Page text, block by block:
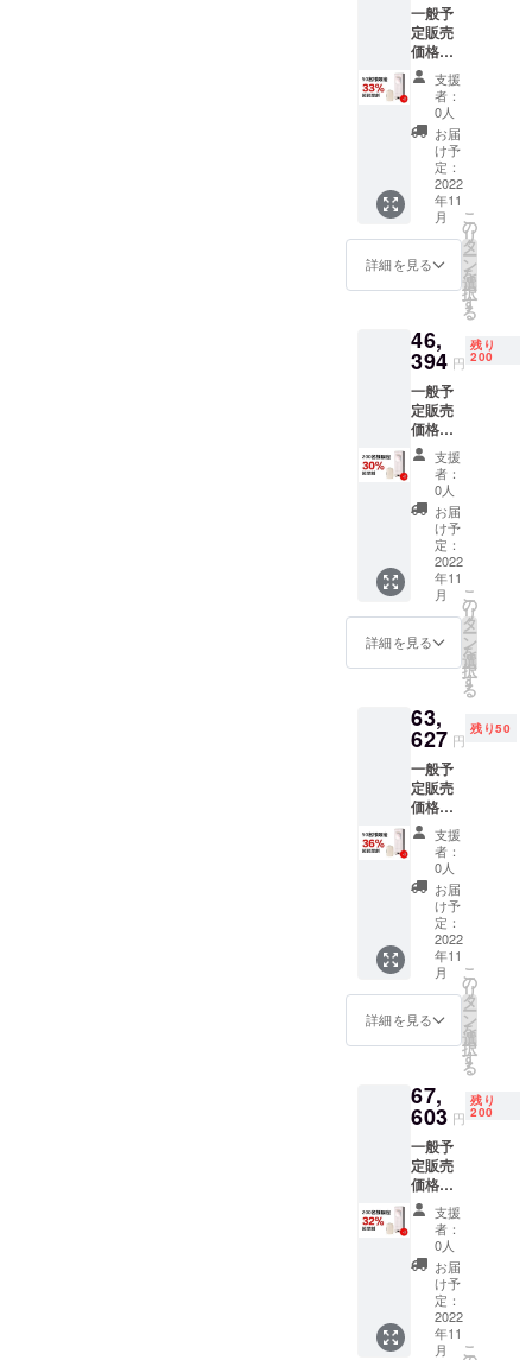
一般予
定販売
価格：
66,278
円（税
込） 本
体x2 電
源ケー
ブルx2
リモコ
ンx2 日
本語取
扱説明
書x2
支援
者：
0人
お届
け予
定：
2022
年11
月
詳細を見る
こ
の
リ
タ
ー
ン
を
選
択
す
る
46,
394 円
残り
200
一般予
定販売
価格：
33,139
円（税
込） 内
容物：
本体x2
電源
ケーブ
ルx2 リ
モコン
x2 日本
語取扱
説明書
x2
支援
者：
0人
お届
け予
定：
2022
年11
月
詳細を見る
こ
の
リ
タ
ー
ン
を
選
択
す
る
63,
627 円
残り50
一般予
定販売
価格：
99,417
円（税
込） 内
容物：
本体x3
電源
ケーブ
ルx3 リ
モコン
x3 日本
語取扱
説明書
x3
支援
者：
0人
お届
け予
定：
2022
年11
月
詳細を見る
こ
の
リ
タ
ー
ン
を
選
択
す
る
67,
603 円
残り
200
一般予
定販売
価格：
99,417
円（税
込） 内
容物：
本体x3
電源
ケーブ
ルx3 リ
モコン
支援
者：
0人
お届
け予
定：
2022
年11
月
こ